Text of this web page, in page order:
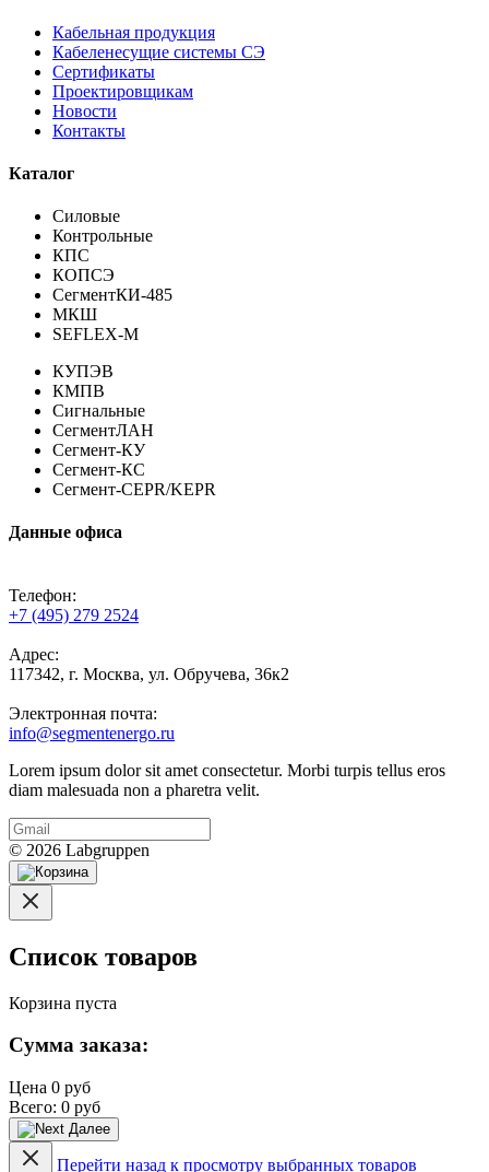
Кабельная продукция
Кабеленесущие системы СЭ
Сертификаты
Проектировщикам
Новости
Контакты
Каталог
Силовые
Контрольные
КПС
КОПСЭ
СегментКИ-485
МКШ
SEFLEX-M
КУПЭВ
КМПВ
Сигнальные
СегментЛАН
Сегмент-КУ
Сегмент-КС
Сегмент-CEPR/KEPR
Данные офиса
Телефон:
+7 (495) 279 2524
Адрес:
117342, г. Москва, ул. Обручева, 36к2
Электронная почта:
info@segmentenergo.ru
Lorem ipsum dolor sit amet consectetur. Morbi turpis tellus eros
diam malesuada non a pharetra velit.
© 2026 Labgruppen
Список товаров
Корзина пуста
Сумма заказа:
Цена 0 руб
Всего: 0 руб
Далее
Перейти назад к просмотру выбранных товаров